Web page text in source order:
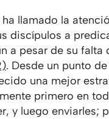
llamado la
discípulos a
a pesar de su falta
. Desde un punto
una mejor
primero en
y luego enviarles;